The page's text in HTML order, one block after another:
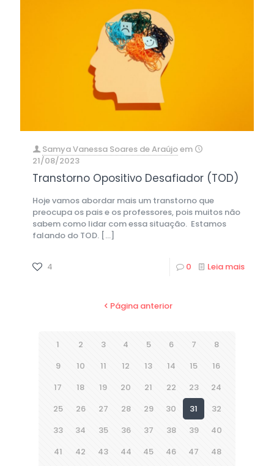
Samya Vanessa Soares de Araújoem
21/08/2023
Transtorno Opositivo Desafiador (TOD)
Hoje vamos abordar mais um transtorno que
preocupa os pais e os professores, pois muitos não
sabem como lidar com essa situação. Estamos
falando do TOD. […]
4 0 Leia mais
Página anterior
1 2 3 4 5 6 7
8
9
10 11 12 13 14 15
16
17
18 19 20 21 22 23
24
25
26 27 28 29 30 31
32
33
34 35 36 37 38 39
40
41
42 43 44 45 46 47
48